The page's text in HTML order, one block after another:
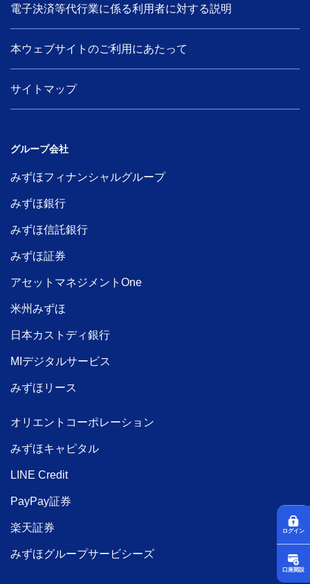
ログイン
口座開設
電子決済等代行業に係る利用者に対する説明
本ウェブサイトのご利用にあたって
サイトマップ
グループ会社
みずほフィナンシャルグループ
みずほ銀行
みずほ信託銀行
みずほ証券
アセットマネジメントOne
米州みずほ
日本カストディ銀行
MIデジタルサービス
みずほリース
オリエントコーポレーション
みずほキャピタル
LINE Credit
PayPay証券
楽天証券
みずほグループサービシーズ